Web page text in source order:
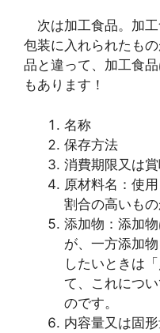
次は加工食品。加
包装に入れられたも
品と違って、加工食
もあります！
名称
保存方法
消費期限又は
原材料名：使
割合の高いも
添加物：添加
が、一方添加
したいときは「
て、これにつ
のです。
内容量又は固